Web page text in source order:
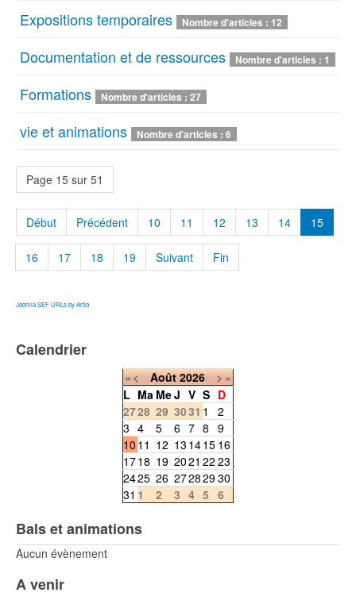
Expositions temporaires Nombre d'articles : 12
Documentation et de ressources Nombre d'articles : 1
Formations Nombre d'articles : 27
vie et animations Nombre d'articles : 6
Page 15 sur 51
Début Précédent 10 11 12 13 14 15
16 17 18 19 Suivant Fin
Joomla SEF URLs by Artio
Calendrier
«< Août 2026 >»
L Ma MeJ V S D
2728 29 3031 1
2
3 4 5 6 7 8 9
10 11 12 13 1415 16
1718 19 2021 22 23
2425 26 27282930
31 1 2 3 4 5 6
Bals et animations
Aucun évènement
A venir